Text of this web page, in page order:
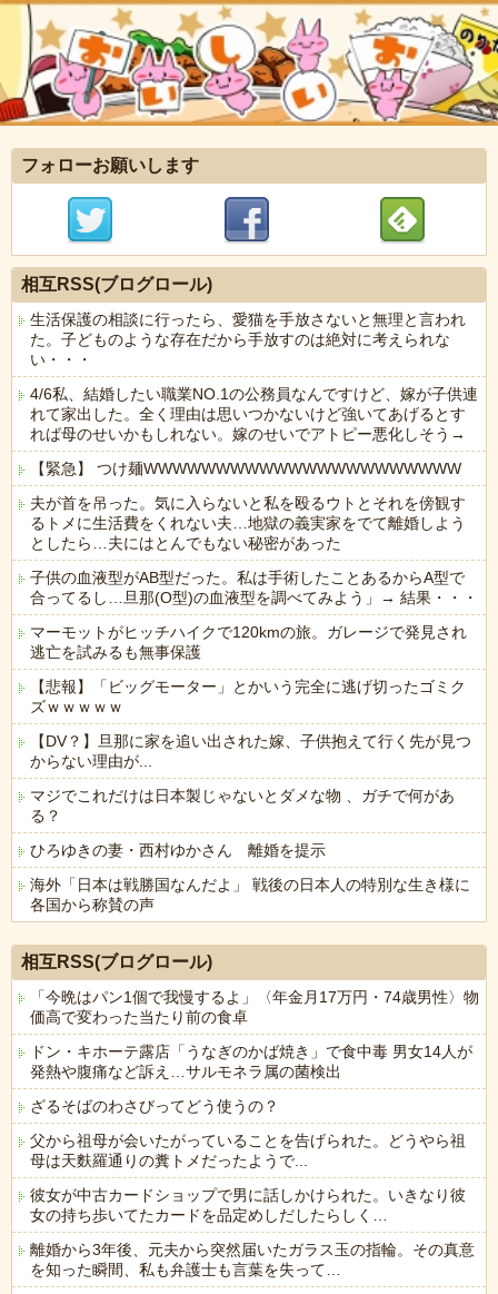
フォローお願いします
相互RSS(ブログロール)
生活保護の相談に行ったら、愛猫を手放さないと無理と言われ
た。子どものような存在だから手放すのは絶対に考えられな
い・・・
4/6私、結婚したい職業NO.1の公務員なんですけど、嫁が子供連
れて家出した。全く理由は思いつかないけど強いてあげるとす
れば母のせいかもしれない。嫁のせいでアトピー悪化しそう→
【緊急】 つけ麺WWWWWWWWWWWWWWWWWWWWWW
夫が首を吊った。気に入らないと私を殴るウトとそれを傍観す
るトメに生活費をくれない夫…地獄の義実家をでて離婚しよう
としたら…夫にはとんでもない秘密があった
子供の血液型がAB型だった。私は手術したことあるからA型で
合ってるし…旦那(O型)の血液型を調べてみよう」→ 結果・・・
マーモットがヒッチハイクで120kmの旅。ガレージで発見され
逃亡を試みるも無事保護
【悲報】「ビッグモーター」とかいう完全に逃げ切ったゴミク
ズｗｗｗｗｗ
【DV？】旦那に家を追い出された嫁、子供抱えて行く先が見つ
からない理由が...
マジでこれだけは日本製じゃないとダメな物 、ガチで何があ
る？
ひろゆきの妻・西村ゆかさん 離婚を提示
海外「日本は戦勝国なんだよ」 戦後の日本人の特別な生き様に
各国から称賛の声
相互RSS(ブログロール)
「今晩はパン1個で我慢するよ」〈年金月17万円・74歳男性〉物
価高で変わった当たり前の食卓
ドン・キホーテ露店「うなぎのかば焼き」で食中毒 男女14人が
発熱や腹痛など訴え…サルモネラ属の菌検出
ざるそばのわさびってどう使うの？
父から祖母が会いたがっていることを告げられた。どうやら祖
母は天麩羅通りの糞トメだったようで...
彼女が中古カードショップで男に話しかけられた。いきなり彼
女の持ち歩いてたカードを品定めしだしたらしく…
離婚から3年後、元夫から突然届いたガラス玉の指輪。その真意
を知った瞬間、私も弁護士も言葉を失って…